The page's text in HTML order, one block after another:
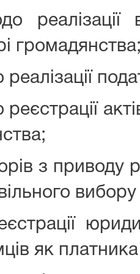
реалізації
з приводу
як